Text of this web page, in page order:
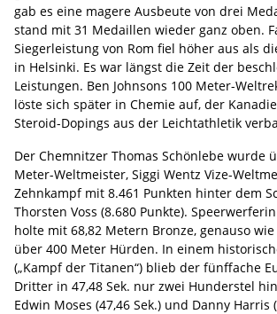
gab es eine magere Ausbeute von drei
stand mit 31 Medaillen wieder ganz oben.
Siegerleistung von Rom fiel höher aus als
in Helsinki. Es war längst die Zeit der
Leistungen. Ben Johnsons 100 Meter-
löste sich später in Chemie auf, der
Steroid-Dopings aus der Leichtathletik
Der Chemnitzer Thomas Schönlebe wurde
Meter-Weltmeister, Siggi Wentz Vize-
Zehnkampf mit 8.461 Punkten hinter dem
Thorsten Voss (8.680 Punkte).
holte mit 68,82 Metern Bronze, genauso
über 400 Meter Hürden. In einem
(„Kampf der Titanen“) blieb der fünffache
Dritter in 47,48 Sek. nur zwei Hunderstel
Edwin Moses (47,46 Sek.) und Danny Harris